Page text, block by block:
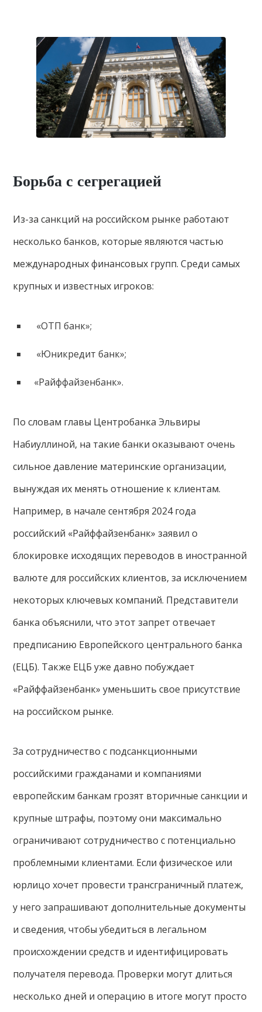
Борьба с сегрегацией
Из-за санкций на российском рынке работают
несколько банков, которые являются частью
международных финансовых групп. Среди самых
крупных и известных игроков:
«ОТП банк»;
«Юникредит банк»;
«Райффайзенбанк».
По словам главы Центробанка Эльвиры
Набиуллиной, на такие банки оказывают очень
сильное давление материнские организации,
вынуждая их менять отношение к клиентам.
Например, в начале сентября 2024 года
российский «Райффайзенбанк» заявил о
блокировке исходящих переводов в иностранной
валюте для российских клиентов, за исключением
некоторых ключевых компаний. Представители
банка объяснили, что этот запрет отвечает
предписанию Европейского центрального банка
(ЕЦБ). Также ЕЦБ уже давно побуждает
«Райффайзенбанк» уменьшить свое присутствие
на российском рынке.
За сотрудничество с подсанкционными
российскими гражданами и компаниями
европейским банкам грозят вторичные санкции и
крупные штрафы, поэтому они максимально
ограничивают сотрудничество с потенциально
проблемными клиентами. Если физическое или
юрлицо хочет провести трансграничный платеж,
у него запрашивают дополнительные документы
и сведения, чтобы убедиться в легальном
происхождении средств и идентифицировать
получателя перевода. Проверки могут длиться
несколько дней и операцию в итоге могут просто